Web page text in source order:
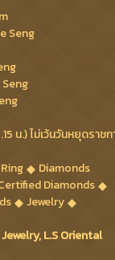
Seng
น.) ไม่เว้นวันหยุดราช
Diamonds
Diamonds
Jewelry
Jewelry, L.S Oriental